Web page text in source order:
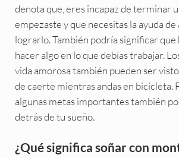
denota que, eres incapaz de terminar
empezaste y que necesitas la ayuda
lograrlo. También podría significar que
hacer algo en lo que debías trabajar.
vida amorosa también pueden ser
de caerte mientras andas en bicicleta.
algunas metas importantes también
detrás de tu sueño.
¿Qué significa soñar con